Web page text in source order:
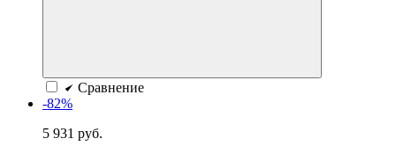
Сравнение
-82%
5 931 руб.